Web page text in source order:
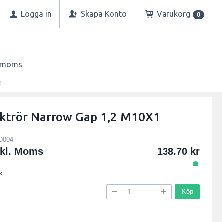
Logga in Skapa Konto Varukorg 0
Narrow Gap 1,2 M10X1
Moms 138.70
Köp